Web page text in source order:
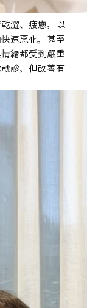
澀、疲憊，以
速惡化，甚至
緒都受到嚴重
診，但改善有